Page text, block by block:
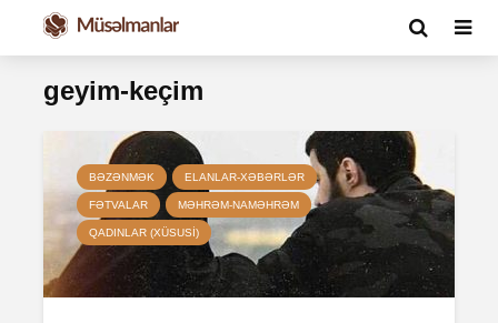
geyim-keçim
BƏZƏNMƏK ELANLAR-XƏBƏRLƏR
FƏTVALAR MƏHRƏM-NAMƏHRƏM
QADINLAR (XÜSUSI)